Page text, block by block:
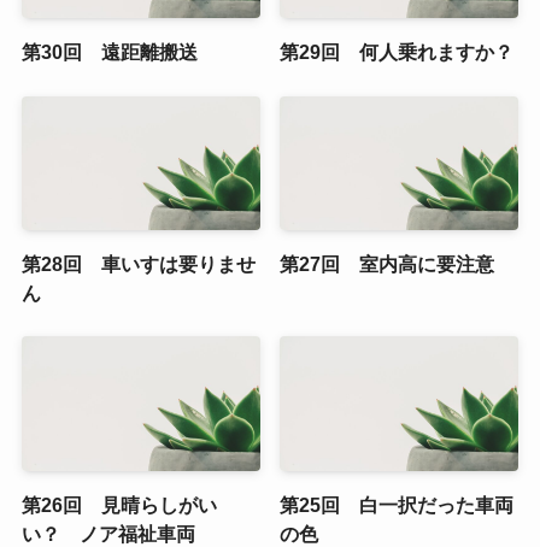
第30回 遠距離搬送 第29回 何人乗れますか？
第28回 車いすは要りませ
ん
第27回 室内高に要注意
第26回 見晴らしがい
い？ ノア福祉車両
第25回 白一択だった車両
の色